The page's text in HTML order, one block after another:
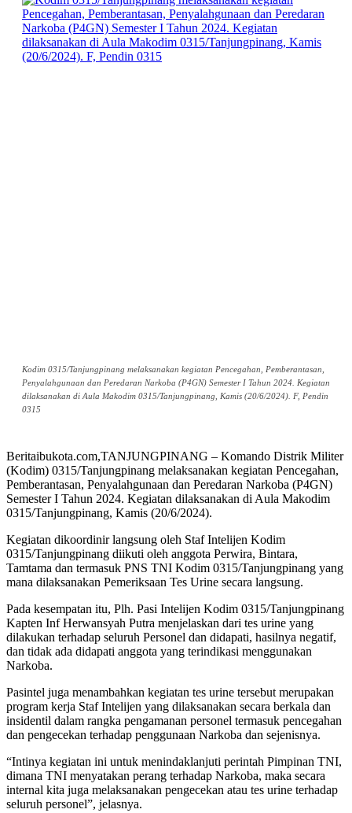
Kodim 0315/Tanjungpinang melaksanakan kegiatan Pencegahan, Pemberantasan,
Penyalahgunaan dan Peredaran Narkoba (P4GN) Semester I Tahun 2024. Kegiatan
dilaksanakan di Aula Makodim 0315/Tanjungpinang, Kamis (20/6/2024). F, Pendin
0315
Beritaibukota.com,TANJUNGPINANG – Komando Distrik Militer
(Kodim) 0315/Tanjungpinang melaksanakan kegiatan Pencegahan,
Pemberantasan, Penyalahgunaan dan Peredaran Narkoba (P4GN)
Semester I Tahun 2024. Kegiatan dilaksanakan di Aula Makodim
0315/Tanjungpinang, Kamis (20/6/2024).
Kegiatan dikoordinir langsung oleh Staf Intelijen Kodim
0315/Tanjungpinang diikuti oleh anggota Perwira, Bintara,
Tamtama dan termasuk PNS TNI Kodim 0315/Tanjungpinang yang
mana dilaksanakan Pemeriksaan Tes Urine secara langsung.
Pada kesempatan itu, Plh. Pasi Intelijen Kodim 0315/Tanjungpinang
Kapten Inf Herwansyah Putra menjelaskan dari tes urine yang
dilakukan terhadap seluruh Personel dan didapati, hasilnya negatif,
dan tidak ada didapati anggota yang terindikasi menggunakan
Narkoba.
Pasintel juga menambahkan kegiatan tes urine tersebut merupakan
program kerja Staf Intelijen yang dilaksanakan secara berkala dan
insidentil dalam rangka pengamanan personel termasuk pencegahan
dan pengecekan terhadap penggunaan Narkoba dan sejenisnya.
“Intinya kegiatan ini untuk menindaklanjuti perintah Pimpinan TNI,
dimana TNI menyatakan perang terhadap Narkoba, maka secara
internal kita juga melaksanakan pengecekan atau tes urine terhadap
seluruh personel”, jelasnya.